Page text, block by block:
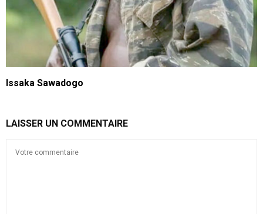
Issaka Sawadogo
LAISSER UN COMMENTAIRE